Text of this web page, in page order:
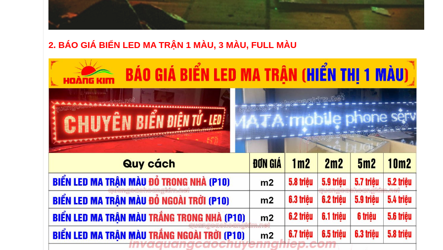
2. BÁO GIÁ BIỂN LED MA TRẬN 1 MÀU, 3 MÀU, FULL MÀU